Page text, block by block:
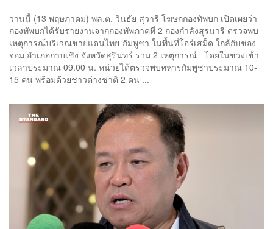
วานนี้ (13 พฤษภาคม) พล.ต. วินธัย สุวารี โฆษกกองทัพบก เปิดเผยว่า
กองทัพบกได้รับรายงานจากกองทัพภาคที่ 2 กองกำลังสุรนารี ตรวจพบ
เหตุการณ์บริเวณชายแดนไทย-กัมพูชา ในพื้นที่โอร์เสม็ด ใกล้กับช่อง
จอม อำเภอกาบเชิง จังหวัดสุรินทร์ รวม 2 เหตุการณ์ โดยในช่วงเช้า
เวลาประมาณ 09.00 น. หน่วยได้ตรวจพบทหารกัมพูชาประมาณ 10-
15 คน พร้อมด้วยชาวต่างชาติ 2 คน ...